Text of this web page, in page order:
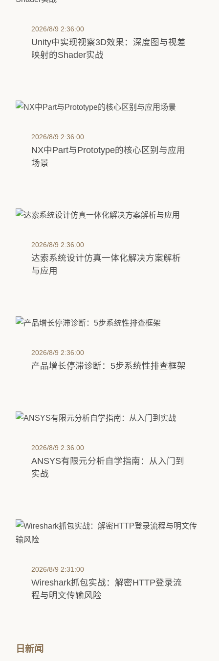
2026/8/9 2:36:00
Unity中实现视察3D效果：深度图与视差
映射的Shader实战
2026/8/9 2:36:00
NX中Part与Prototype的核心区别与应用
场景
2026/8/9 2:36:00
达索系统设计仿真一体化解决方案解析
与应用
2026/8/9 2:36:00
产品增长停滞诊断：5步系统性排查框架
2026/8/9 2:36:00
ANSYS有限元分析自学指南：从入门到
实战
2026/8/9 2:31:00
Wireshark抓包实战：解密HTTP登录流
程与明文传输风险
日新闻